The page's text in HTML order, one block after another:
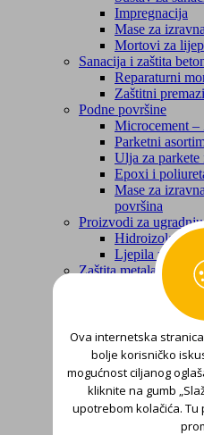
Impregnacija
Mase za
Mortovi za
Sanacija i zaštita
Reparaturni
Zaštitni premazi
Podne površine
Microcement –
Parketni
Ulja za parkete
Epoxi i
Mase za
površina
Proizvodi za
Hidroizolacije
Ljepila za
Zaštita metala
Završne lak boje
Sredstva za
lakova
Zaštita drva
Temelji i kitovi
Završne lak
Hidroizolacije
Rješenja za
Ova internetska
bolje korisničko
mogućnost ciljanog
kliknite na gumb
upotrebom kolačića.